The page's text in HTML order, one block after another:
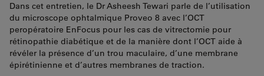
Dans cet entretien, le Dr Asheesh Tewari parle de l’utilisation
du microscope ophtalmique Proveo 8 avec l’OCT
peropératoire EnFocus pour les cas de vitrectomie pour
rétinopathie diabétique et de la manière dont l’OCT aide à
révéler la présence d’un trou maculaire, d’une membrane
épirétinienne et d’autres membranes de traction.